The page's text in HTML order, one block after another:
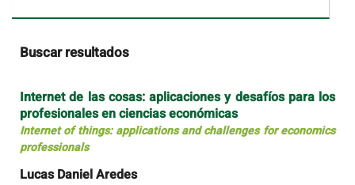
Buscar resultados
Internet de las cosas: aplicaciones y desafíos para los
profesionales en ciencias económicas
Internet of things: applications and challenges for economics
professionals
Lucas Daniel Aredes